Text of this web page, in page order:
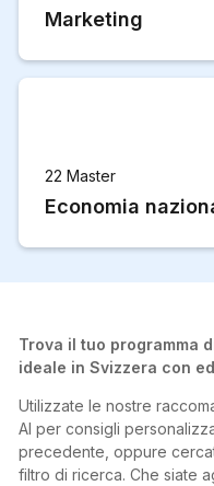
Marketing
22 Master
Economia
Trova il tuo programma
ideale in Svizzera con
Utilizzate le nostre
AI per consigli
precedente, oppure
filtro di ricerca. Che siate